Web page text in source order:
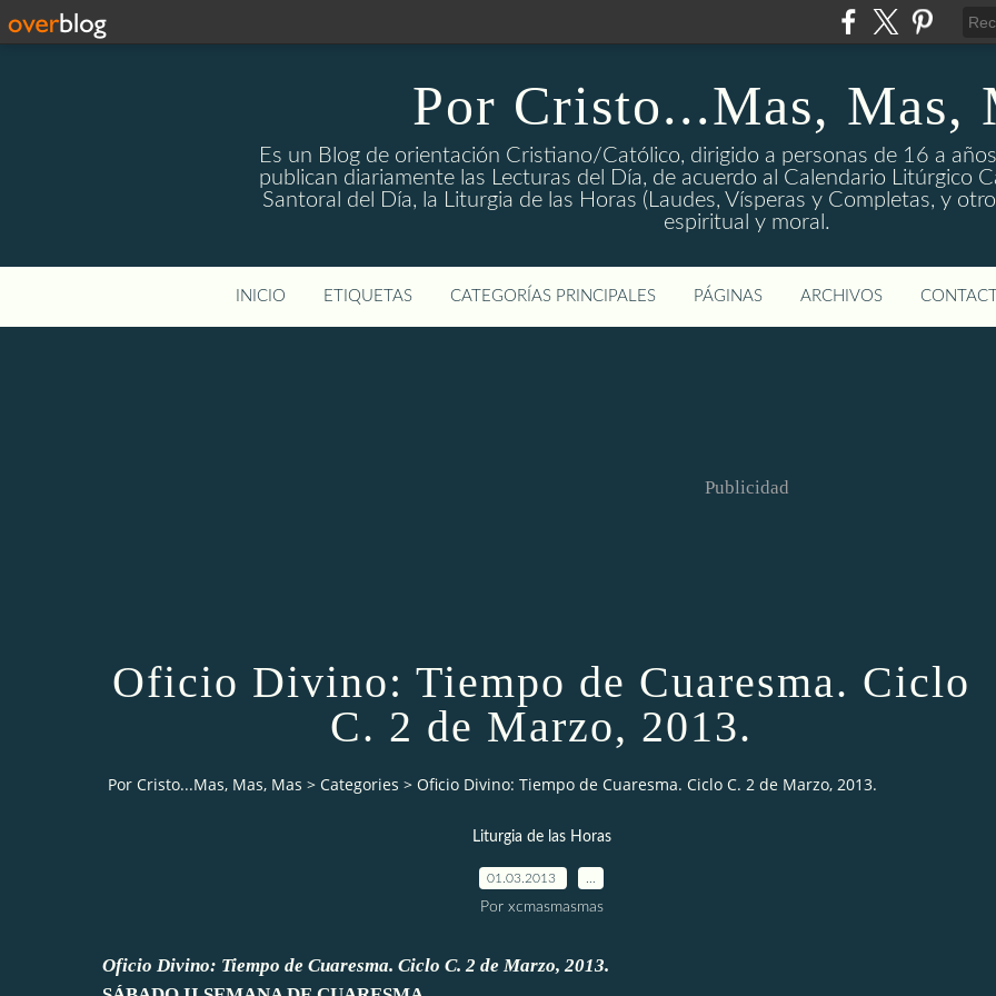
Por Cristo...Mas, Mas,
Es un Blog de orientación Cristiano/Católico, dirigido a personas de 16 a
publican diariamente las Lecturas del Día, de acuerdo al Calendario Litúrgico
Santoral del Día, la Liturgia de las Horas (Laudes, Vísperas y Completas, y
espiritual y moral.
INICIO ETIQUETAS CATEGORÍAS PRINCIPALES PÁGINAS ARCHIVOS
Publicidad
Oficio Divino: Tiempo de Cuaresma. Ciclo
C. 2 de Marzo, 2013.
Por Cristo...Mas, Mas, Mas > Categories > Oficio Divino: Tiempo de Cuaresma. Ciclo C. 2 de Marzo, 2013.
Liturgia de las Horas
01.03.2013
Por xcmasmasmas
Oficio Divino: Tiempo de Cuaresma. Ciclo C. 2 de Marzo, 2013.